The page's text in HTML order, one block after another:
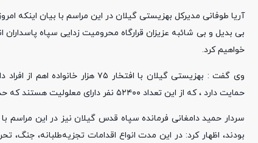
آریا طوفانی مدیرکل بهزیستی گیلان در این مراسم با بیان اینکه
خواهیم کرد.
وی گفت : بهزیستی گیلان با
حمایت دارد ، که از این تعداد ۵۲۴۰۰ نفر دارای معلولیت هستند که حدود ۳ درصد جامعه معلولین کشور را تشکیل می دهند.
بودند، اظهار کرد: در این مدت انواع اقدامات تجزیه‌طلبانه، جنگ،